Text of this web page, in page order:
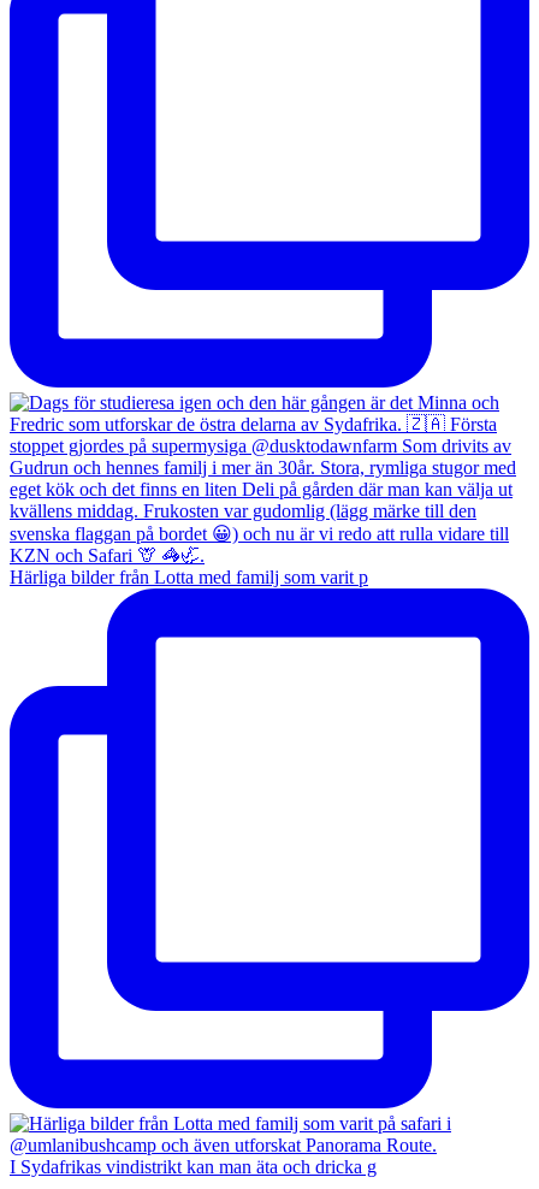
Härliga bilder från Lotta med familj som varit p
I Sydafrikas vindistrikt kan man äta och dricka g